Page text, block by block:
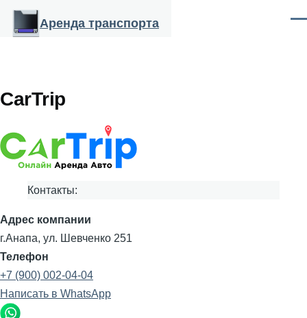
Перейти к основному содержанию
Аренда транспорта
CarTrip
Контакты:
Адрес компании
г.Анапа, ул. Шевченко 251
Телефон
+7 (900) 002-04-04
Написать в WhatsApp